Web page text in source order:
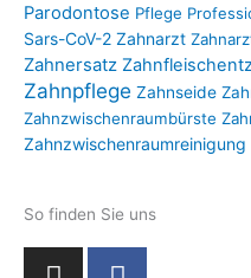
Parodontose Pflege
Sars-CoV-2 Zahnarzt
Zahnersatz
Zahnpflege Zahnseide
Zahnzwischenraumbürste
Zahnzwischenraumreinigung
So finden Sie uns
I
F